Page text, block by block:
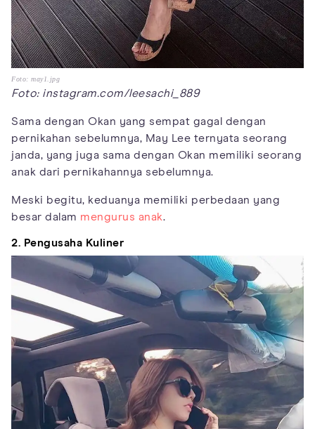
Foto: may1.jpg
Foto: instagram.com/leesachi_889
Sama dengan Okan yang sempat gagal dengan
pernikahan sebelumnya, May Lee ternyata seorang
janda, yang juga sama dengan Okan memiliki seorang
anak dari pernikahannya sebelumnya.
Meski begitu, keduanya memiliki perbedaan yang
besar dalam mengurus anak.
2. Pengusaha Kuliner